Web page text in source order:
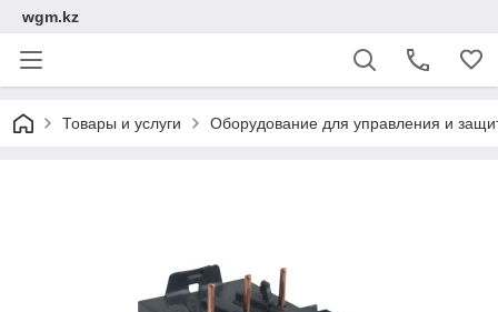
wgm.kz
Товары и услуги Оборудование для управления и